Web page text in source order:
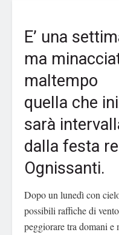
E’ una
ma
maltempo
quella che
sarà
dalla festa
Ognissanti.
Dopo un lunedì con
possibili raffiche di
peggiorare tra domani